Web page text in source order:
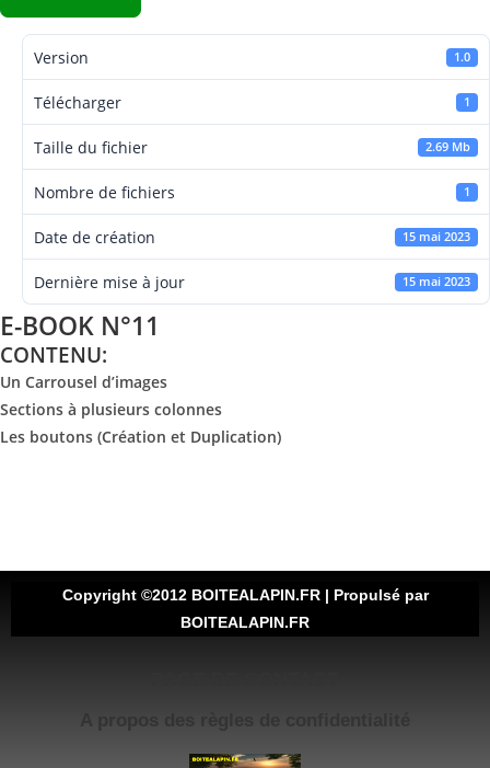
Version 1.0
Télécharger 1
Taille du fichier 2.69 Mb
Nombre de fichiers 1
Date de création 15 mai 2023
Dernière mise à jour 15 mai 2023
E-BOOK N°11
CONTENU:
Un Carrousel d’images
Sections à plusieurs colonnes
Les boutons (Création et Duplication)
Copyright ©2012 BOITEALAPIN.FR | Propulsé par
BOITEALAPIN.FR